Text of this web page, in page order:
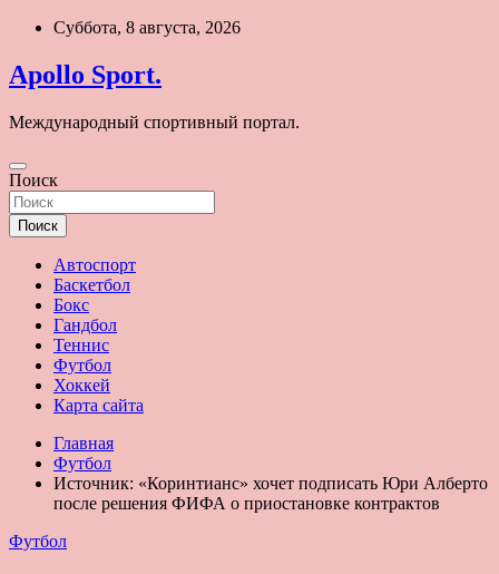
Перейти
содержимому
Суббота, 8 августа, 2026
Apollo Sport.
Международный спортивный портал.
Поиск
Поиск
Автоспорт
Баскетбол
Бокс
Гандбол
Теннис
Футбол
Хоккей
Карта сайта
Главная
Футбол
Источник: «Коринтианс» хочет подписать Юри Алберто
после решения ФИФА о приостановке контрактов
Футбол